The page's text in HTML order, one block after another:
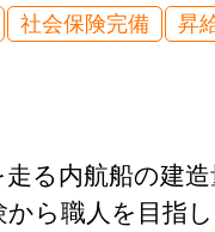
社会保険完備
昇
走る内航船の建
から職人を目指